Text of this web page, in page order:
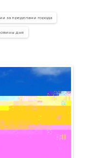
за пределами города
дня